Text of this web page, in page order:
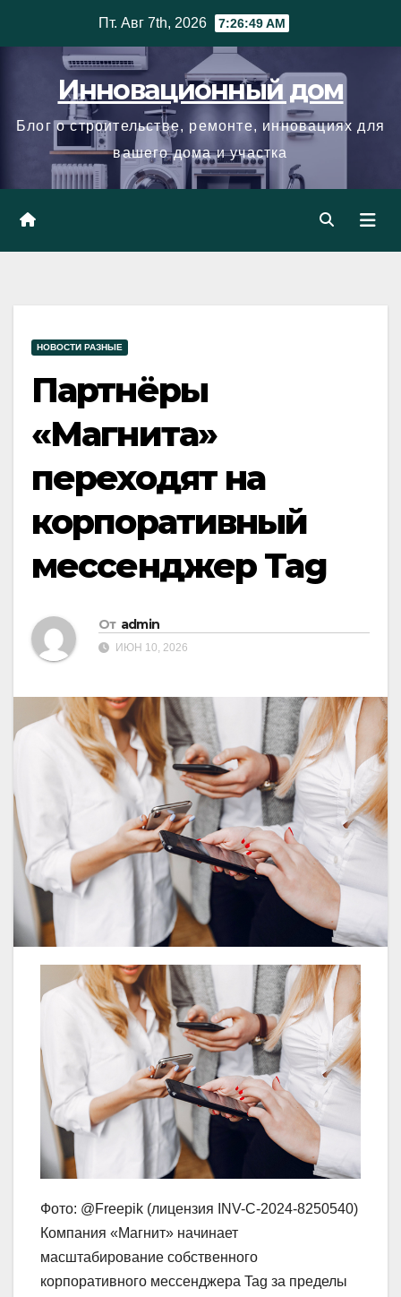
Пт. Авг 7th, 2026 7:26:50 AM
Инновационный дом
Блог о строительстве, ремонте, инновациях для
вашего дома и участка
НОВОСТИ РАЗНЫЕ
Партнёры
«Магнита»
переходят на
корпоративный
мессенджер Tag
От admin
ИЮН 10, 2026
Фото: @Freepik (лицензия INV-C-2024-8250540)
Компания «Магнит» начинает
масштабирование собственного
корпоративного мессенджера Tag за пределы